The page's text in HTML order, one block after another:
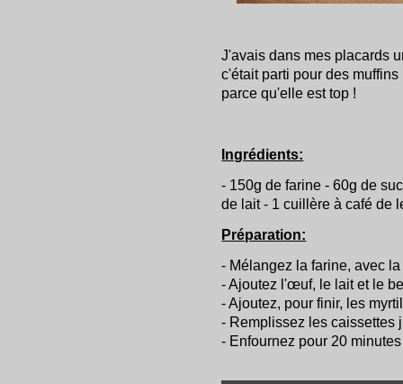
J'avais dans mes placards
c'était parti pour des
parce qu'elle est top !
Ingrédients:
- 150g de farine - 60g de
de lait - 1 cuillère à café de
Préparation:
- Mélangez la farine, avec
- Ajoutez l'œuf, le lait et le
- Ajoutez, pour finir, les
- Remplissez les caissettes
- Enfournez pour 20 minutes